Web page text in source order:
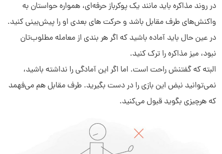
در روند مذاکره باید مانند یک پوکرباز حرفه‌ای، همواره حواستان به
واکنش‌های طرف مقابل باشد و حرکت های بعدی او را پیش‌بینی کنید.
در عین حال باید آماده باشید که اگر هر بندی از معامله مطلوب‌تان
نبود، میز مذاکره را ترک کنید.
البته که گفتنش راحت است. اما اگر این آمادگی را نداشته باشید،
نمی‌توانید نبض این بازی را در دست بگیرید. طرف مقابل هم می‌فهمد
که هرچیزی بگوید قبول می‌کنید.
دیدار چیست؟